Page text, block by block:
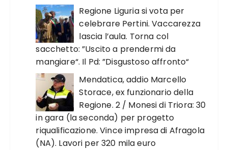
Regione Liguria si vota per
celebrare Pertini. Vaccarezza
lascia l’aula. Torna col
sacchetto: ”Uscito a prendermi da
mangiare“. Il Pd: ”Disgustoso affronto“
Mendatica, addio Marcello
Storace, ex funzionario della
Regione. 2 / Monesi di Triora: 30
in gara (la seconda) per progetto
riqualificazione. Vince impresa di Afragola
(NA). Lavori per 320 mila euro